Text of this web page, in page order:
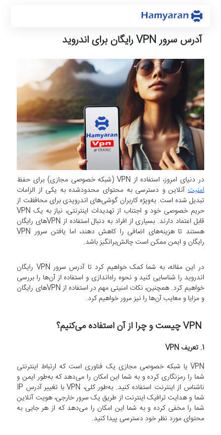
آدرس سرور VPN رایگان برای اندروید
در دنیای امروز، استفاده از VPN (شبکه خصوصی مجازی) برای حفظ
امنیتآنلاین و دسترسی به محتوای محدود‌شده به یکی از الزامات
تبدیل شده است. به‌ویژه کاربران گوشی‌های اندرویدی برای محافظت از
حریم خصوصی خود و اجتناب از تهدیدات اینترنتی، نیاز به یک VPN
قابل اعتماد دارند. بسیاری از افراد به دنبال استفاده از VPN‌های رایگان
هستند تا هزینه‌های اضافی را کاهش دهند، اما یافتن سرور VPN
رایگان و ایمن ممکن است چالش‌برانگیز باشد.
در این مقاله، به شما کمک خواهیم کرد تا آدرس سرور VPN رایگان
اندروید را شناسایی کنید و نحوه راه‌اندازی و استفاده از آن‌ها را بررسی
خواهیم کرد. همچنین، نکات امنیتی مهم در استفاده از VPN‌های رایگان
و مزایا و معایب آن‌ها را نیز مرور خواهیم کرد.
VPN چیست و چرا از آن استفاده می‌کنیم؟
1. تعریف VPN
VPN یا شبکه خصوصی مجازی یک فناوری است که ارتباط اینترنتی
شما را رمزنگاری کرده و به شما این امکان را می‌دهد که به‌طور ایمن و
ناشناس از اینترنت استفاده کنید. به‌طور کلی، VPN با تغییر آدرس IP
شما و هدایت ترافیک اینترنت از طریق یک سرور خارجی، هویت آنلاین
شما را مخفی کرده و به شما این امکان را می‌دهد که از هر جایی به
محتوای مورد نظر خود دسترسی پیدا کنید.